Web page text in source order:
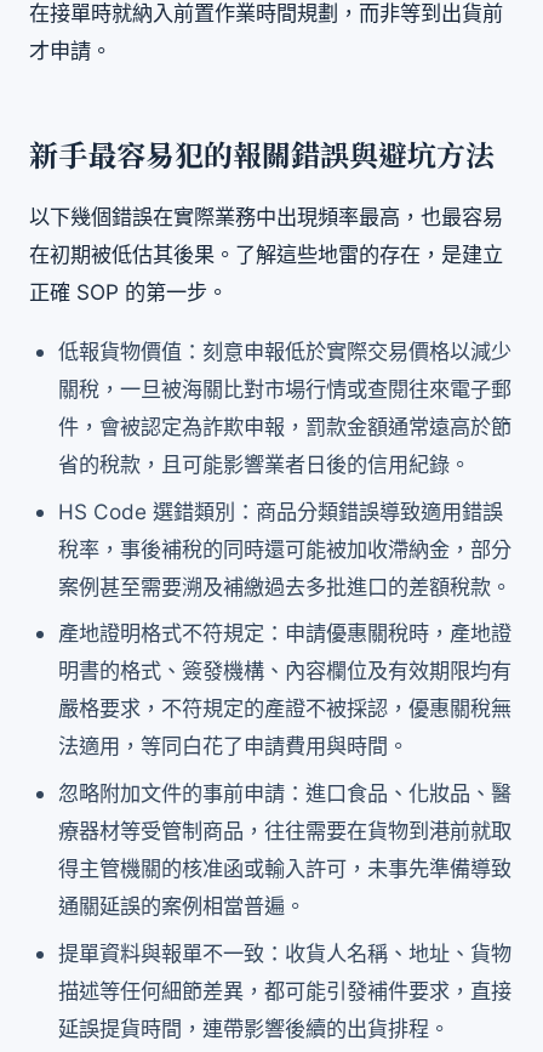
在接單時就納入前置作業時間規劃，而非等到出貨前
才申請。
新手最容易犯的報關錯誤與避坑方法
以下幾個錯誤在實際業務中出現頻率最高，也最容易
在初期被低估其後果。了解這些地雷的存在，是建立
正確 SOP 的第一步。
低報貨物價值：刻意申報低於實際交易價格以減少
關稅，一旦被海關比對市場行情或查閱往來電子郵
件，會被認定為詐欺申報，罰款金額通常遠高於節
省的稅款，且可能影響業者日後的信用紀錄。
HS Code 選錯類別：商品分類錯誤導致適用錯誤
稅率，事後補稅的同時還可能被加收滯納金，部分
案例甚至需要溯及補繳過去多批進口的差額稅款。
產地證明格式不符規定：申請優惠關稅時，產地證
明書的格式、簽發機構、內容欄位及有效期限均有
嚴格要求，不符規定的產證不被採認，優惠關稅無
法適用，等同白花了申請費用與時間。
忽略附加文件的事前申請：進口食品、化妝品、醫
療器材等受管制商品，往往需要在貨物到港前就取
得主管機關的核准函或輸入許可，未事先準備導致
通關延誤的案例相當普遍。
提單資料與報單不一致：收貨人名稱、地址、貨物
描述等任何細節差異，都可能引發補件要求，直接
延誤提貨時間，連帶影響後續的出貨排程。